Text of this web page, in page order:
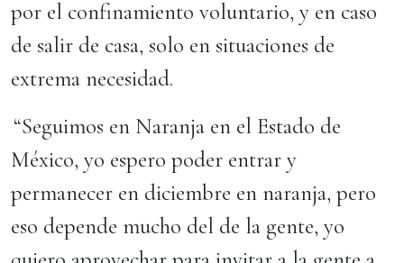
por el confinamiento voluntario, y en caso
de salir de casa, solo en situaciones de
extrema necesidad.
“Seguimos en Naranja en el Estado de
México, yo espero poder entrar y
permanecer en diciembre en naranja, pero
eso depende mucho del de la gente, yo